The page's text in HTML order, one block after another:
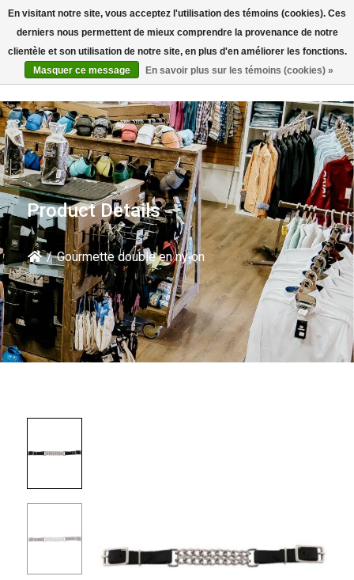
Rechercher
Product Details
/ Gourmette double en nylon
En visitant notre site, vous acceptez l'utilisation des témoins (cookies). Ces
derniers nous permettent de mieux comprendre la provenance de notre
clientèle et son utilisation de notre site, en plus d'en améliorer les fonctions.
Masquer ce message
En savoir plus sur les témoins (cookies) »